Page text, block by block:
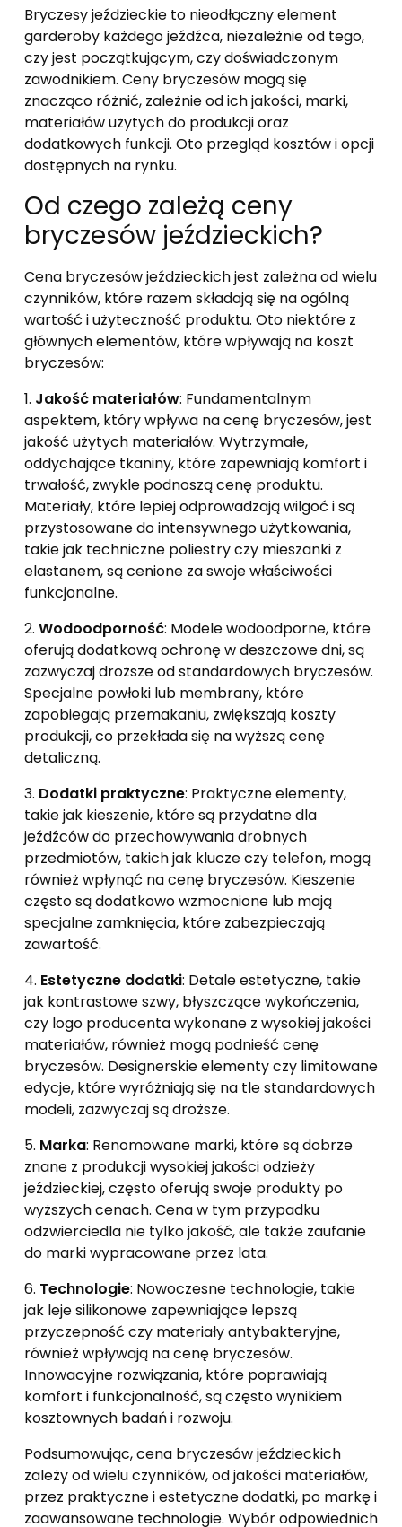
Bryczesy jeździeckie to nieodłączny element
garderoby każdego jeźdźca, niezależnie od tego,
czy jest początkującym, czy doświadczonym
zawodnikiem. Ceny bryczesów mogą się
znacząco różnić, zależnie od ich jakości, marki,
materiałów użytych do produkcji oraz
dodatkowych funkcji. Oto przegląd kosztów i opcji
dostępnych na rynku.
Od czego zależą ceny
bryczesów jeździeckich?
Cena bryczesów jeździeckich jest zależna od wielu
czynników, które razem składają się na ogólną
wartość i użyteczność produktu. Oto niektóre z
głównych elementów, które wpływają na koszt
bryczesów:
1. Jakość materiałów: Fundamentalnym
aspektem, który wpływa na cenę bryczesów, jest
jakość użytych materiałów. Wytrzymałe,
oddychające tkaniny, które zapewniają komfort i
trwałość, zwykle podnoszą cenę produktu.
Materiały, które lepiej odprowadzają wilgoć i są
przystosowane do intensywnego użytkowania,
takie jak techniczne poliestry czy mieszanki z
elastanem, są cenione za swoje właściwości
funkcjonalne.
2. Wodoodporność: Modele wodoodporne, które
oferują dodatkową ochronę w deszczowe dni, są
zazwyczaj droższe od standardowych bryczesów.
Specjalne powłoki lub membrany, które
zapobiegają przemakaniu, zwiększają koszty
produkcji, co przekłada się na wyższą cenę
detaliczną.
3. Dodatki praktyczne: Praktyczne elementy,
takie jak kieszenie, które są przydatne dla
jeźdźców do przechowywania drobnych
przedmiotów, takich jak klucze czy telefon, mogą
również wpłynąć na cenę bryczesów. Kieszenie
często są dodatkowo wzmocnione lub mają
specjalne zamknięcia, które zabezpieczają
zawartość.
4. Estetyczne dodatki: Detale estetyczne, takie
jak kontrastowe szwy, błyszczące wykończenia,
czy logo producenta wykonane z wysokiej jakości
materiałów, również mogą podnieść cenę
bryczesów. Designerskie elementy czy limitowane
edycje, które wyróżniają się na tle standardowych
modeli, zazwyczaj są droższe.
5. Marka: Renomowane marki, które są dobrze
znane z produkcji wysokiej jakości odzieży
jeździeckiej, często oferują swoje produkty po
wyższych cenach. Cena w tym przypadku
odzwierciedla nie tylko jakość, ale także zaufanie
do marki wypracowane przez lata.
6. Technologie: Nowoczesne technologie, takie
jak leje silikonowe zapewniające lepszą
przyczepność czy materiały antybakteryjne,
również wpływają na cenę bryczesów.
Innowacyjne rozwiązania, które poprawiają
komfort i funkcjonalność, są często wynikiem
kosztownych badań i rozwoju.
Podsumowując, cena bryczesów jeździeckich
zależy od wielu czynników, od jakości materiałów,
przez praktyczne i estetyczne dodatki, po markę i
zaawansowane technologie. Wybór odpowiednich